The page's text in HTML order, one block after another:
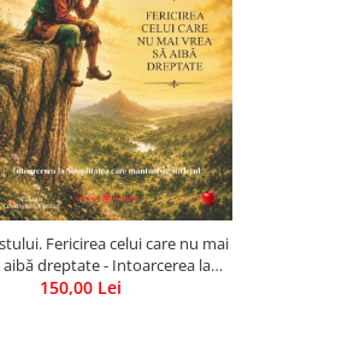
Fericirea celui care nu mai
aibă dreptate - Intoarcerea la
care mantuieste sufletul
150,00 Lei